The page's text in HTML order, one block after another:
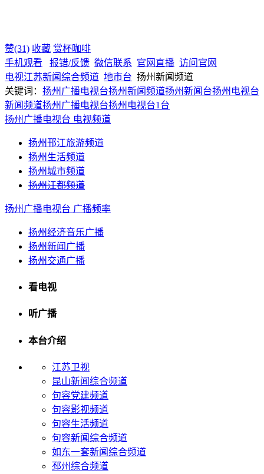
赞(31) 收藏 赏杯咖啡
手机观看
报错/反馈 微信联系 官网直播 访问官网
电视江苏新闻综合频道 地市台 扬州新闻频道
关键词： 扬州广播电视台扬州新闻频道扬州新闻台扬州电视台
新闻频道扬州广播电视台扬州电视台1台
扬州广播电视台 电视频道
扬州邗江旅游频道
扬州生活频道
扬州城市频道
扬州江都频道
扬州广播电视台 广播频率
扬州经济音乐广播
扬州新闻广播
扬州交通广播
看电视
听广播
本台介绍
江苏卫视
昆山新闻综合频道
句容党建频道
句容影视频道
句容生活频道
句容新闻综合频道
如东一套新闻综合频道
邳州综合频道